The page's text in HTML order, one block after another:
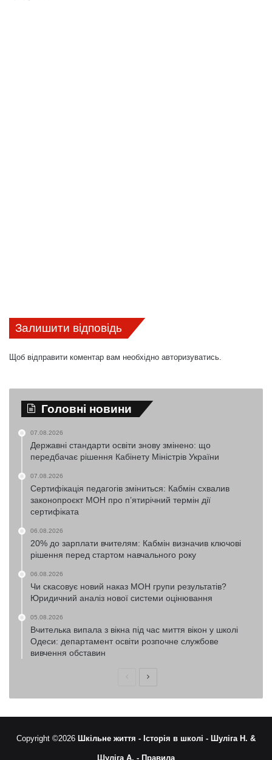
Залишити відповідь
Щоб відправити коментар вам необхідно авторизуватись.
Головні новини
07.08.2026
Державні стандарти освіти знову змінено: що
передбачає рішення Кабінету Міністрів України
07.08.2026
Сертифікація педагогів зміниться: Кабмін схвалив
законопроєкт МОН про п’ятирічний термін дії
сертифіката
06.08.2026
20% до зарплати вчителям: Кабмін визначив ключові
рішення перед стартом навчального року
06.08.2026
Чи скасовує новий наказ МОН групи результатів?
Юридичний аналіз нової системи оцінювання
05.08.2026
Вчителька випала з вікна під час миття вікон у школі
Одеси: департамент освіти розпочне службове
вивчення обставин
ПопередняНаступна
Copyright ©2026 Шкільне життя - Історія в школі - Шуліга Н. &
Шуліга А. - Правила